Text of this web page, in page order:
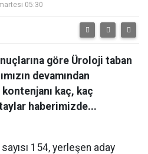
05:30
göre Üroloji taban
devamından
kaç, kaç
haberimizde...
154, yerleşen aday